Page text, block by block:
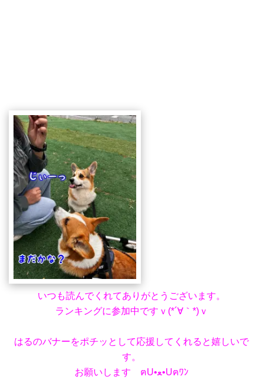
いつも読んでくれてありがとうございます。
ランキングに参加中ですｖ(*´∀｀*)ｖ
はるのバナーをポチッとして応援してくれると嬉しいで
す。
お願いします ฅU•ﻌ•Uฅﾜﾝ